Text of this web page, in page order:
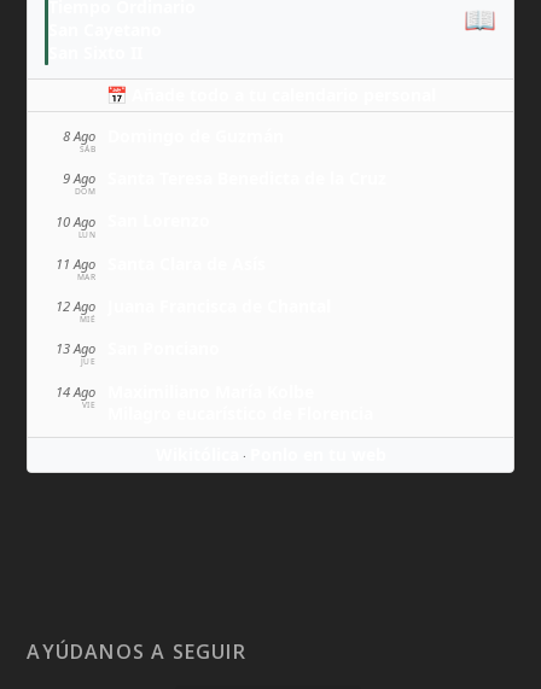
📖
📅 Añade todo a tu calendario personal
8 Ago
SÁB
9 Ago
DOM
10 Ago
LUN
11 Ago
MAR
12 Ago
MIÉ
13 Ago
JUE
14 Ago
VIE
·
AYÚDANOS A SEGUIR